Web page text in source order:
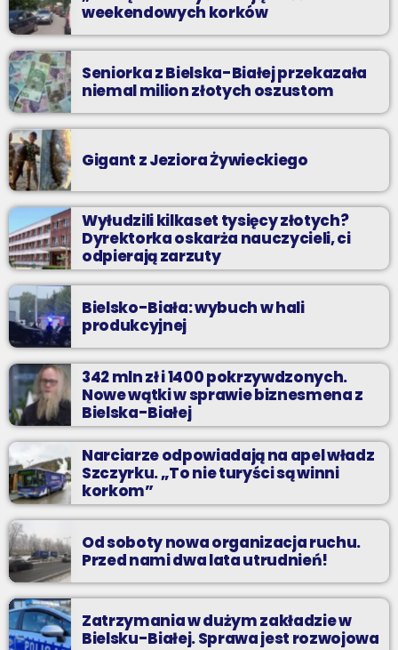
weekendowych korków
Seniorka z Bielska-Białej przekazała
niemal milion złotych oszustom
Gigant z Jeziora Żywieckiego
Wyłudzili kilkaset tysięcy złotych?
Dyrektorka oskarża nauczycieli, ci
odpierają zarzuty
Bielsko-Biała: wybuch w hali
produkcyjnej
342 mln zł i 1400 pokrzywdzonych.
Nowe wątki w sprawie biznesmena z
Bielska-Białej
Narciarze odpowiadają na apel władz
Szczyrku. „To nie turyści są winni
korkom”
Od soboty nowa organizacja ruchu.
Przed nami dwa lata utrudnień!
Zatrzymania w dużym zakładzie w
Bielsku-Białej. Sprawa jest rozwojowa